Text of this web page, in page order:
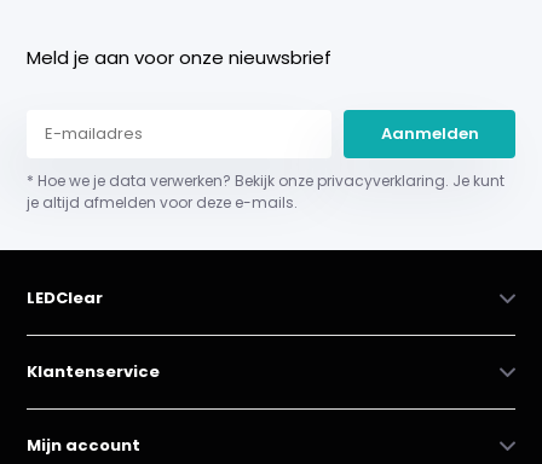
Meld je aan voor onze nieuwsbrief
Aanmelden
* Hoe we je data verwerken? Bekijk onze privacyverklaring. Je kunt
je altijd afmelden voor deze e-mails.
LEDClear
Klantenservice
Mijn account